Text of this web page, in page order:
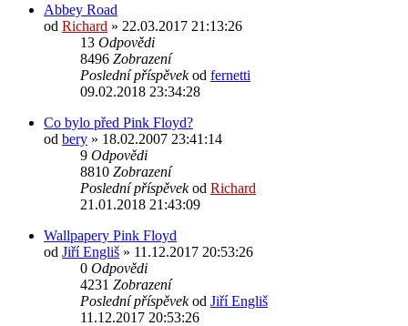
Abbey Road
od Richard » 22.03.2017 21:13:26
13 Odpovědi
8496 Zobrazení
Poslední příspěvekod fernetti
09.02.2018 23:34:28
Co bylo před Pink Floyd?
od bery » 18.02.2007 23:41:14
9 Odpovědi
8810 Zobrazení
Poslední příspěvekod Richard
21.01.2018 21:43:09
Wallpapery Pink Floyd
od Jiří Engliš » 11.12.2017 20:53:26
0 Odpovědi
4231 Zobrazení
Poslední příspěvekod Jiří Engliš
11.12.2017 20:53:26